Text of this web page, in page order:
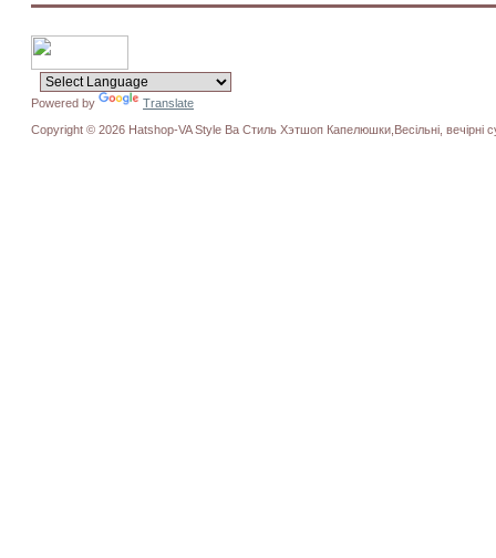
Powered by
Translate
Copyright © 2026 Hatshop-VA Style Ва Стиль Хэтшоп Капелюшки,Весільні, вечірні